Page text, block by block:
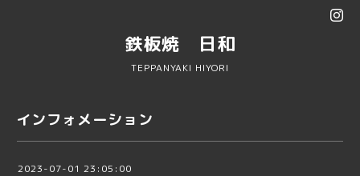
鉄板焼 日和
TEPPANYAKI HIYORI
インフォメーション
2023-07-01 23:05:00